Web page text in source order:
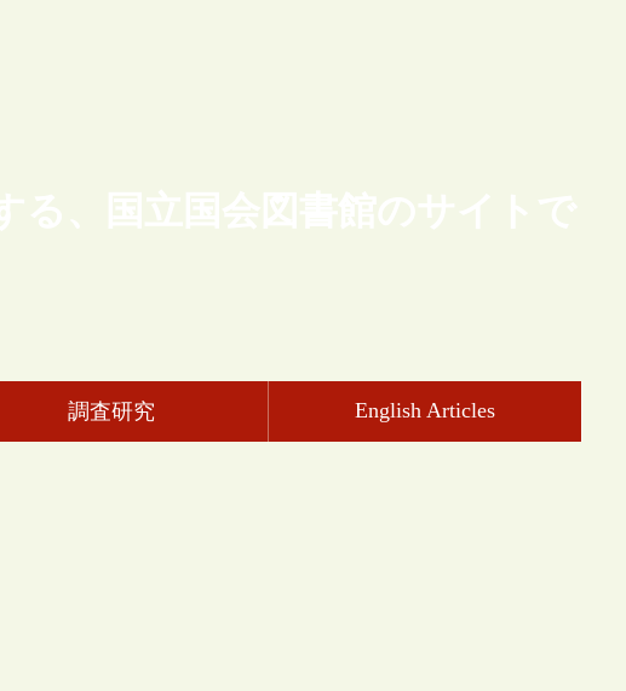
る、国立国会図書館のサイトで
調査研究 English Articles